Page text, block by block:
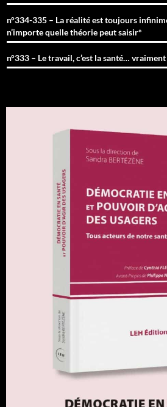
n°334-335 – La réalité est toujours
n’importe quelle théorie peut saisir*
n°333 – Le travail, c’est la santé… vraiment